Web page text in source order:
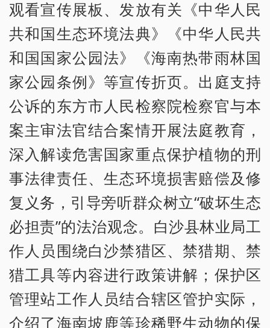
观看宣传展板、发放有关《中华人民
共和国生态环境法典》《中华人民共
和国国家公园法》《海南热带雨林国
家公园条例》等宣传折页。出庭支持
公诉的东方市人民检察院检察官与本
案主审法官结合案情开展法庭教育，
深入解读危害国家重点保护植物的刑
事法律责任、生态环境损害赔偿及修
复义务，引导旁听群众树立“破坏生态
必担责”的法治观念。白沙县林业局工
作人员围绕白沙禁猎区、禁猎期、禁
猎工具等内容进行政策讲解；保护区
管理站工作人员结合辖区管护实际，
介绍了海南坡鹿等珍稀野生动物的保